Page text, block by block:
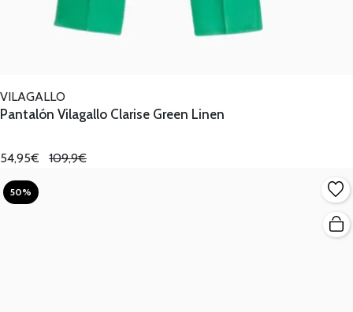
VILAGALLO
Pantalón Vilagallo Clarise Green Linen
54,95€ 109,9€
50%